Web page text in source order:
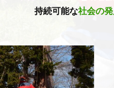
持続可能な社会の